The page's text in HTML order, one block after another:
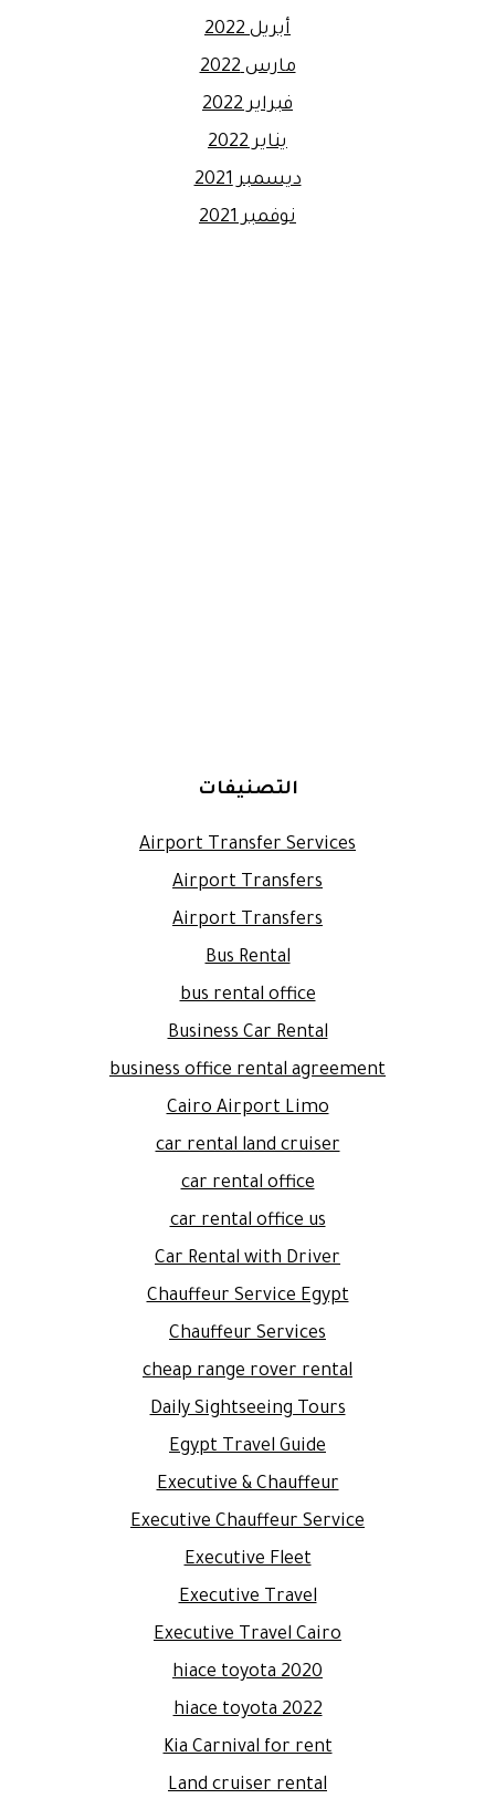
أبريل 2022
مارس 2022
فبراير 2022
يناير 2022
ديسمبر 2021
نوفمبر 2021
التصنيفات
Airport Transfer Services
Airport Transfers
Airport Transfers
Bus Rental
bus rental office
Business Car Rental
business office rental agreement
Cairo Airport Limo
car rental land cruiser
car rental office
car rental office us
Car Rental with Driver
Chauffeur Service Egypt
Chauffeur Services
cheap range rover rental
Daily Sightseeing Tours
Egypt Travel Guide
Executive & Chauffeur
Executive Chauffeur Service
Executive Fleet
Executive Travel
Executive Travel Cairo
hiace toyota 2020
hiace toyota 2022
Kia Carnival for rent
Land cruiser rental